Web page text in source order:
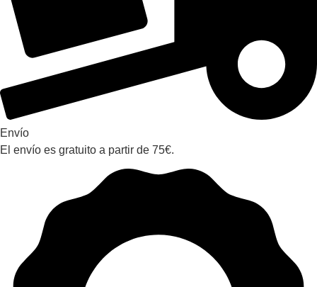
Envío
El envío es gratuito a partir de 75€.